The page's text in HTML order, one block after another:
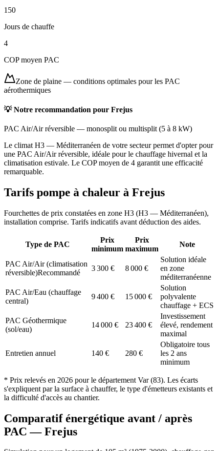
150
Jours de chauffe
4
COP moyen PAC
Zone de plaine — conditions optimales pour les PAC
aérothermiques
💡 Notre recommandation pour Frejus
PAC Air/Air réversible — monosplit ou multisplit (5 à 8 kW)
Le climat H3 — Méditerranéen de votre secteur permet d'opter pour
une PAC Air/Air réversible, idéale pour le chauffage hivernal et la
climatisation estivale. Le COP moyen de 4 garantit une efficacité
remarquable.
Tarifs pompe à chaleur à Frejus
Fourchettes de prix constatées en zone H3 (H3 — Méditerranéen),
installation comprise. Tarifs indicatifs avant déduction des aides.
Type de PAC
Prix
minimum
Prix
maximum
Note
PAC Air/Air (climatisation
réversible)Recommandé
3 300 € 8 000 €
Solution idéale
en zone
méditerranéenne
PAC Air/Eau (chauffage
central)
9 400 € 15 000 €
Solution
polyvalente
chauffage + ECS
PAC Géothermique
(sol/eau)
14 000 € 23 400 €
Investissement
élevé, rendement
maximal
Entretien annuel 140 € 280 €
Obligatoire tous
les 2 ans
minimum
* Prix relevés en 2026 pour le département Var(83). Les écarts
s'expliquent par la surface à chauffer, le type d'émetteurs existants et
la difficulté d'accès au chantier.
Comparatif énergétique avant / après
PAC —Frejus